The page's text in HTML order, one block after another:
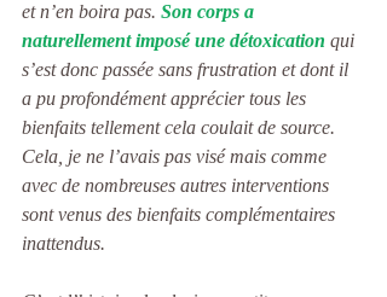
et n’en boira pas. Son corps a
naturellement imposé une détoxication qui
s’est donc passée sans frustration et dont il
a pu profondément apprécier tous les
bienfaits tellement cela coulait de source.
Cela, je ne l’avais pas visé mais comme
avec de nombreuses autres interventions
sont venus des bienfaits complémentaires
inattendus.